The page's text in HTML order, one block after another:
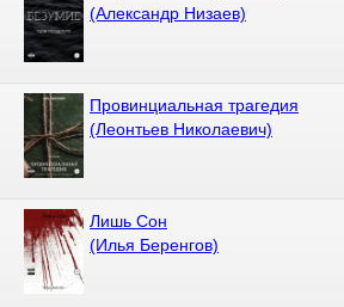
(Александр Низаев)
Провинциальная трагедия
(Леонтьев Николаевич)
Лишь Сон
(Илья Беренгов)